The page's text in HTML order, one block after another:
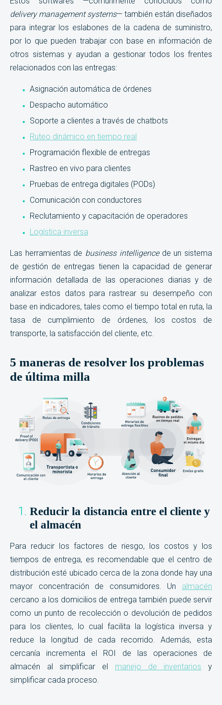
delivery management systems— también están diseñados
para integrar los eslabones de la cadena de suministro,
por lo que pueden trabajar con base en información de
otros sistemas y ayudan a gestionar todos los frentes
relacionados con las entregas:
Asignación automática de órdenes
Despacho automático
Soporte a clientes a través de chatbots
Ruteo dinámico en tiempo real
Programación flexible de entregas
Rastreo en vivo para clientes
Pruebas de entrega digitales (PODs)
Comunicación con conductores
Reclutamiento y capacitación de operadores
Logística inversa
Las herramientas de business intelligencede un sistema
de gestión de entregas tienen la capacidad de generar
información detallada de las operaciones diarias y de
analizar estos datos para rastrear su desempeño con
base en indicadores, tales como el tiempo total en ruta, la
tasa de cumplimiento de órdenes, los costos de
transporte, la satisfacción del cliente, etc.
5 maneras de resolver los problemas
de última milla
Reducir la distancia entre el cliente y
el almacén
Para reducir los factores de riesgo, los costos y los
tiempos de entrega, es recomendable que el centro de
distribución esté ubicado cerca de la zona donde hay una
mayor concentración de consumidores. Un almacén
cercano a los domicilios de entrega también puede servir
como un punto de recolección o devolución de pedidos
para los clientes, lo cual facilita la logística inversa y
reduce la longitud de cada recorrido. Además, esta
cercanía incrementa el ROI de las operaciones de
almacén al simplificar el manejo de inventarios y
simplificar cada proceso.